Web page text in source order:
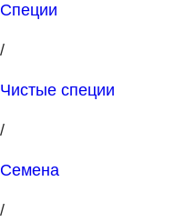
Специи
/
Чистые специи
/
Семена
/